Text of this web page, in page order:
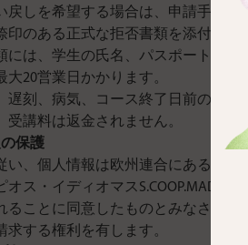
戻しを希望する場合は、申請手続
印のある正式な拒否書類を添付する
には、学生の氏名、パスポート/NIE
大20営業日かかります。
遅刻、病気、コース終了日前の退
受講料は返金されません。
保護
い、個人情報は欧州連合にあるクロ
オス・イディオマスS.COOP.MAD
ることに同意したものとみなされ
求する権利を有します。